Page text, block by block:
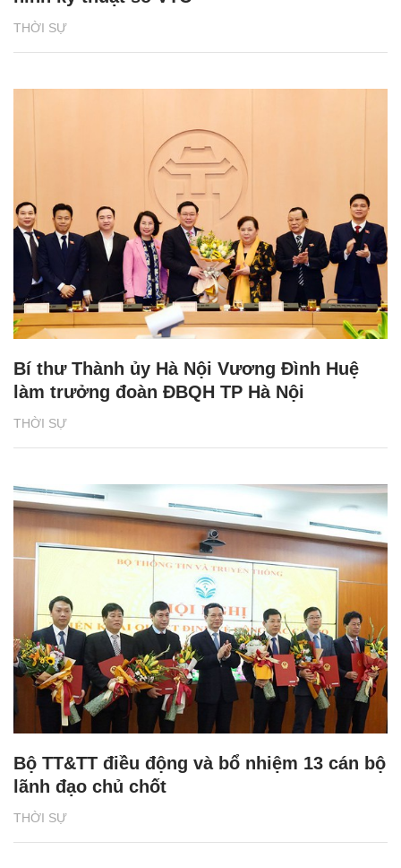
THỜI SỰ
THỜI SỰ
Bí thư Thành ủy Hà Nội Vương Đình Huệ
làm trưởng đoàn ĐBQH TP Hà Nội
THỜI SỰ
Bộ TT&TT điều động và bổ nhiệm 13 cán bộ
lãnh đạo chủ chốt